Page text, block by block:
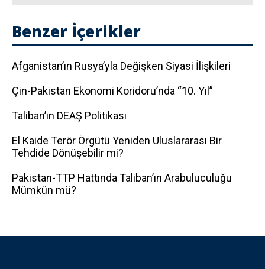
Benzer İçerikler
Afganistan’ın Rusya’yla Değişken Siyasi İlişkileri
Çin-Pakistan Ekonomi Koridoru’nda “10. Yıl”
Taliban’ın DEAŞ Politikası
El Kaide Terör Örgütü Yeniden Uluslararası Bir
Tehdide Dönüşebilir mi?
Pakistan-TTP Hattında Taliban’ın Arabuluculuğu
Mümkün mü?